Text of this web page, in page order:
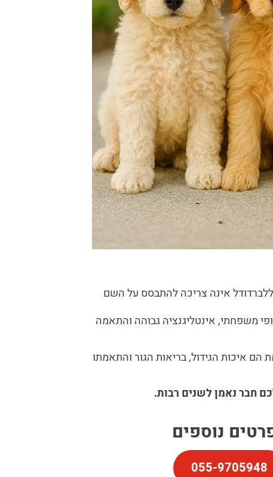
ללברדודל אינה צריכה להתבסס על השם
משפחתי, אינטליגנציה גבוהה והתאמה
הם איכות הגידול, בריאות הגור והתאמתו
חבר נאמן לשנים רבות.
נוספים
055-9705948